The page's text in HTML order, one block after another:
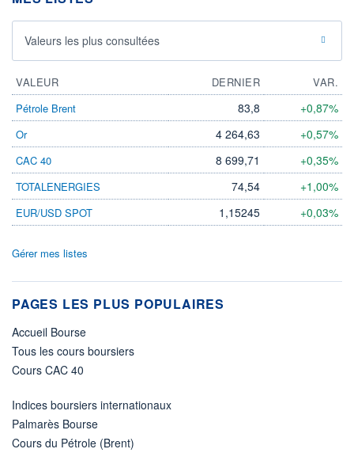
Valeurs les plus consultées
VALEUR DERNIER
VAR.
Pétrole Brent
83,8 +0,87%
Or 4 264,63 +0,57%
CAC 40 8 699,71 +0,35%
TOTALENERGIES 74,54 +1,00%
EUR/USD SPOT 1,15245 +0,03%
Gérer mes listes
PAGES LES PLUS POPULAIRES
Accueil Bourse
Tous les cours boursiers
Cours CAC 40
Indices boursiers internationaux
Palmarès Bourse
Cours du Pétrole (Brent)